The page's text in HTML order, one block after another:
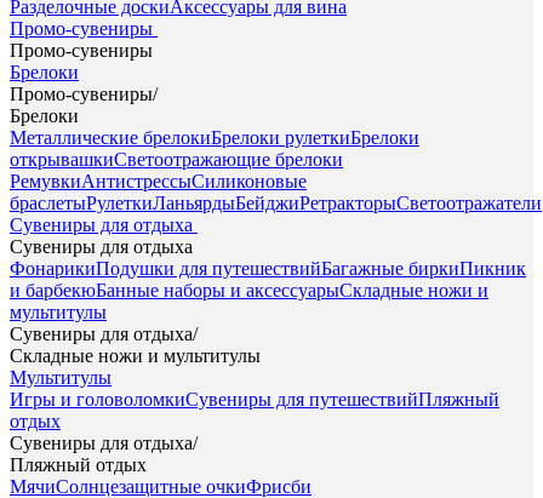
Разделочные доскиАксессуары для вина
Промо-сувениры
Промо-сувениры
Брелоки
Промо-сувениры/
Брелоки
Металлические брелокиБрелоки рулеткиБрелоки
открывашкиСветоотражающие брелоки
РемувкиАнтистрессыСиликоновые
браслетыРулеткиЛаньярдыБейджиРетракторыСветоотражатели
Сувениры для отдыха
Сувениры для отдыха
ФонарикиПодушки для путешествийБагажные биркиПикник
и барбекюБанные наборы и аксессуарыСкладные ножи и
мультитулы
Сувениры для отдыха/
Складные ножи и мультитулы
Мультитулы
Игры и головоломкиСувениры для путешествийПляжный
отдых
Сувениры для отдыха/
Пляжный отдых
МячиСолнцезащитные очкиФрисби